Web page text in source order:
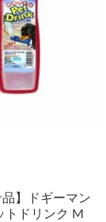
品】ドギーマン
トドリンク M